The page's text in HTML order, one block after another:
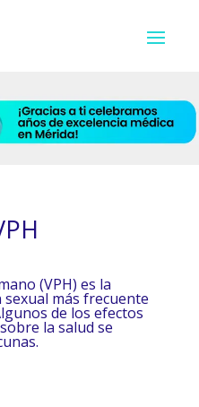
(VPH) es la
más frecuente
de los efectos
la salud se